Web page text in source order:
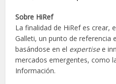
Sobre HiRef
La finalidad de HiRef es crear,
Galleti, un punto de referencia
basándose en el expertisee
mercados emergentes, como
Información.